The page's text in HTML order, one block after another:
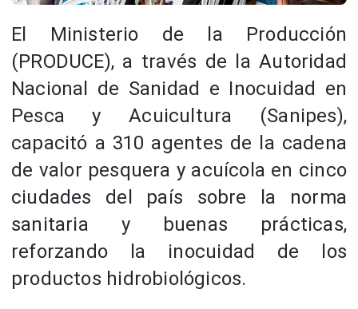
El Ministerio de la Producción
(PRODUCE), a través de la Autoridad
Nacional de Sanidad e Inocuidad en
Pesca y Acuicultura (Sanipes),
capacitó a 310 agentes de la cadena
de valor pesquera y acuícola en cinco
ciudades del país sobre la norma
sanitaria y buenas prácticas,
reforzando la inocuidad de los
productos hidrobiológicos.